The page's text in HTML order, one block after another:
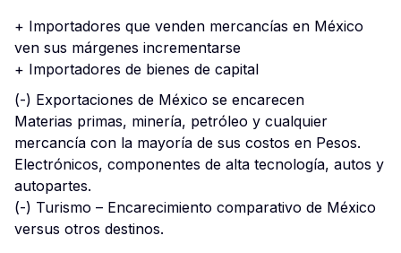
+ Importadores que venden mercancías en México
ven sus márgenes incrementarse
+ Importadores de bienes de capital
(-) Exportaciones de México se encarecen
Materias primas, minería, petróleo y cualquier
mercancía con la mayoría de sus costos en Pesos.
Electrónicos, componentes de alta tecnología, autos y
autopartes.
(-) Turismo – Encarecimiento comparativo de México
versus otros destinos.